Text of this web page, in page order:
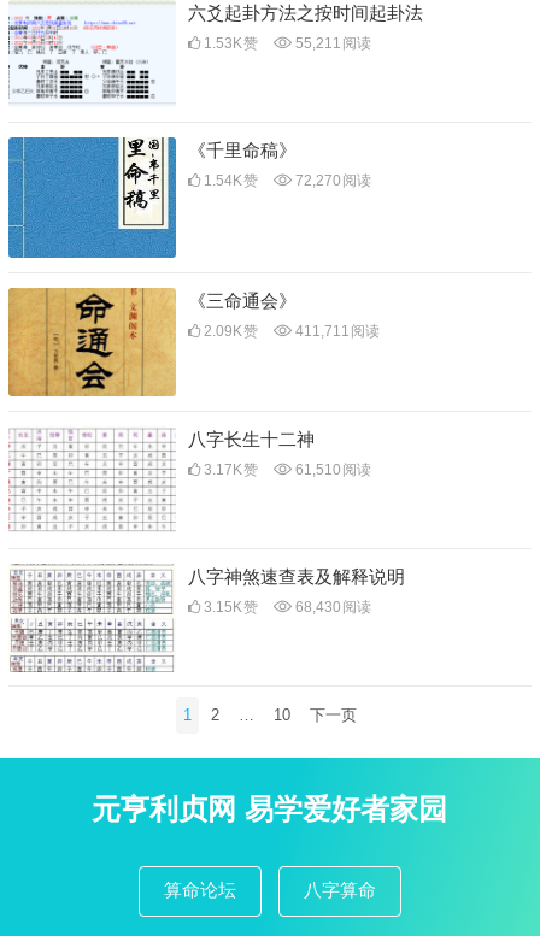
六爻起卦方法之按时间起卦法
1.53K赞 55,211 阅读
《千里命稿》
1.54K赞 72,270 阅读
《三命通会》
2.09K赞 411,711 阅读
八字长生十二神
3.17K赞 61,510 阅读
八字神煞速查表及解释说明
3.15K赞 68,430 阅读
分
1 2 10 下一页
元亨利贞网 易学爱好者家园
算命论坛 八字算命